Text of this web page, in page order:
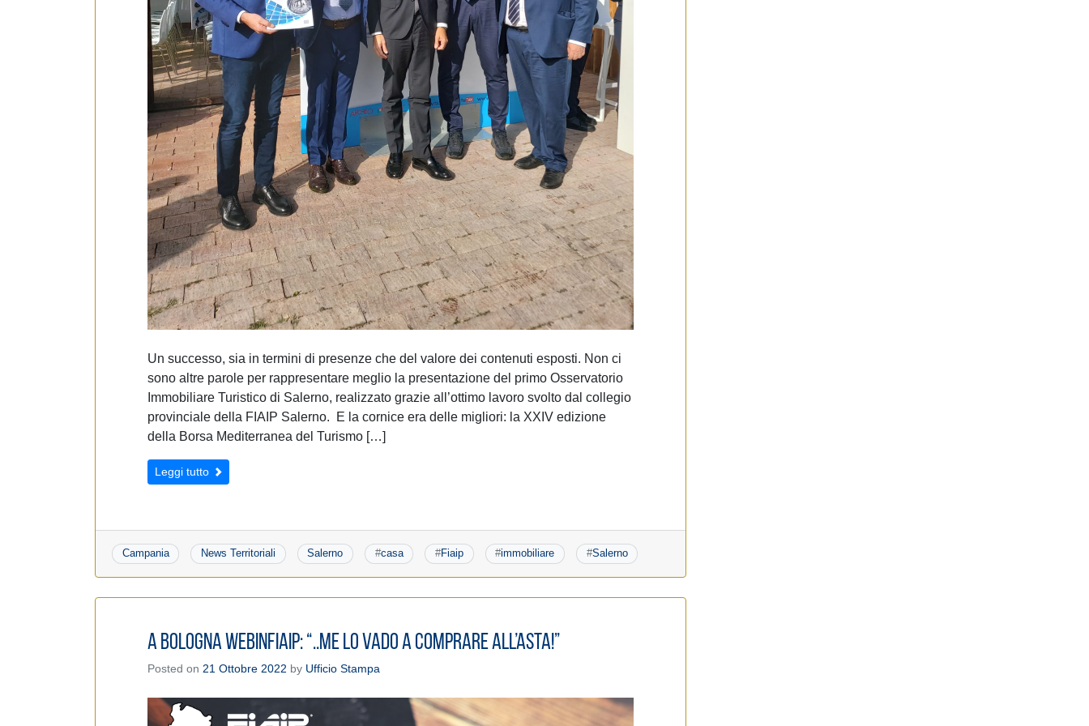
Un successo, sia in termini di presenze che del valore dei contenuti esposti. Non ci
sono altre parole per rappresentare meglio la presentazione del primo Osservatorio
Immobiliare Turistico di Salerno, realizzato grazie all’ottimo lavoro svolto dal collegio
provinciale della FIAIP Salerno. E la cornice era delle migliori: la XXIV edizione
della Borsa Mediterranea del Turismo […]
Leggi tutto
Campania News Territoriali Salerno #casa #Fiaip #immobiliare #Salerno
A Bologna WebinFIAIP: “..me lo vado a comprare all’asta!”
Posted on 21 Ottobre 2022 by Ufficio Stampa